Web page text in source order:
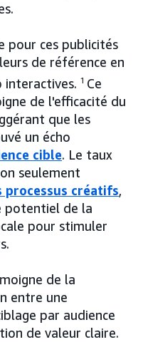
pour ces publicités
de référence en
interactives. 1 Ce
de l'efficacité du
que les
un écho
cible. Le taux
seulement
processus créatifs,
potentiel de la
pour stimuler
de la
entre une
par audience
de valeur claire.